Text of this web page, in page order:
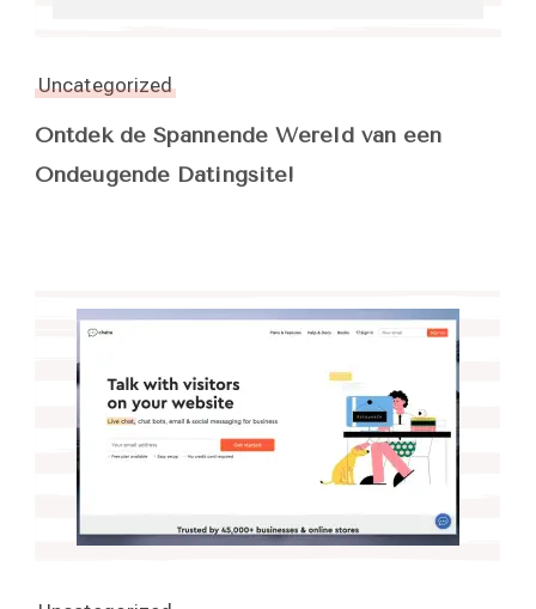
Uncategorized
Ontdek de Spannende Wereld van een
Ondeugende Datingsite!